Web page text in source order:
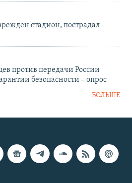
стадион, пострадал
против передачи России
безопасности – опрос
БОЛЬШЕ